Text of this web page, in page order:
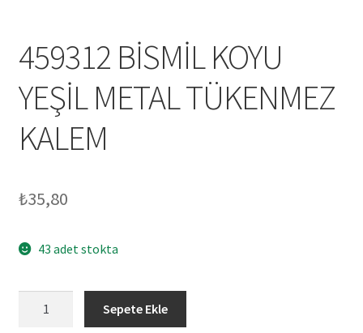
459312 BİSMİL KOYU
YEŞİL METAL TÜKENMEZ
KALEM
₺35,80
43 adet stokta
Sepete Ekle